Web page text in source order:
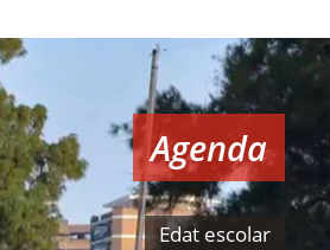
Agenda
Edat escolar